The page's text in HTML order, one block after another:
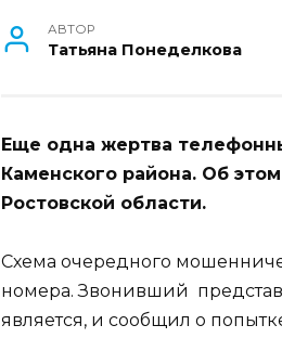
АВТОР
Татьяна Понеделкова
Еще одна жертва
Каменского района. Об
Ростовской области.
Схема очередного
номера. Звонивший
является, и сообщил о